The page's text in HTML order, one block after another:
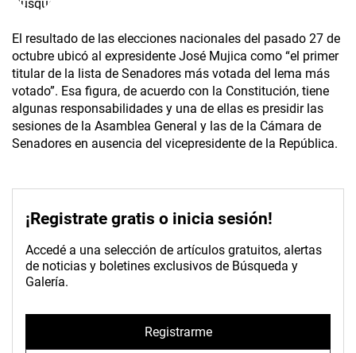
El resultado de las elecciones nacionales del pasado 27 de
octubre ubicó al expresidente José Mujica como “el primer
titular de la lista de Senadores más votada del lema más
votado”. Esa figura, de acuerdo con la Constitución, tiene
algunas responsabilidades y una de ellas es presidir las
sesiones de la Asamblea General y las de la Cámara de
Senadores en ausencia del vicepresidente de la República.
¡Registrate gratis o inicia sesión!
Accedé a una selección de artículos gratuitos, alertas
de noticias y boletines exclusivos de Búsqueda y
Galería.
Registrarme